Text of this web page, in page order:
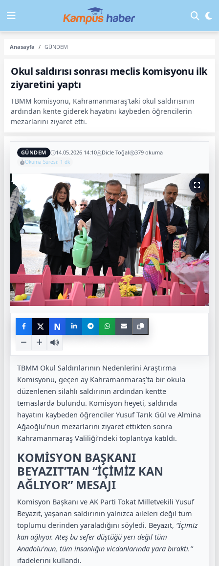
Anasayfa GÜNDEM
Okul saldırısı sonrası meclis komisyonu ilk
ziyaretini yaptı
TBMM komisyonu, Kahramanmaraş’taki okul saldırısının
ardından kente giderek hayatını kaybeden öğrencilerin
mezarlarını ziyaret etti.
GÜNDEM 14.05.2026 14:10 Dicle Toğal 379 okuma
Okuma Süresi: 1 dk
N
TBMM Okul Saldırılarının Nedenlerini Araştırma
Komisyonu, geçen ay Kahramanmaraş’ta bir okula
düzenlenen silahlı saldırının ardından kentte
temaslarda bulundu. Komisyon heyeti, saldırıda
hayatını kaybeden öğrenciler Yusuf Tarık Gül ve Almina
Ağaoğlu’nun mezarlarını ziyaret ettikten sonra
Kahramanmaraş Valiliği’ndeki toplantıya katıldı.
KOMİSYON BAŞKANI
BEYAZIT’TAN “İÇİMİZ KAN
AĞLIYOR” MESAJI
Komisyon Başkanı ve AK Parti Tokat Milletvekili Yusuf
Beyazıt, yaşanan saldırının yalnızca aileleri değil tüm
toplumu derinden yaraladığını söyledi. Beyazıt, “İçimiz
kan ağlıyor. Ateş bu sefer düştüğü yeri değil tüm
Anadolu'nun, tüm insanlığın vicdanlarında yara bıraktı.”
ifadelerini kullandı.